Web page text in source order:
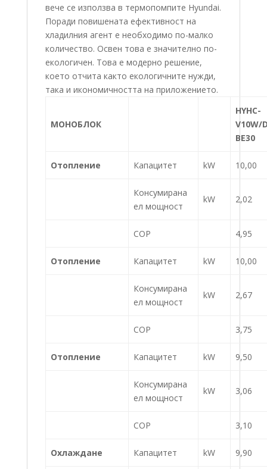
вече се използва в термопомпите Hyundai.
Поради повишената ефективност на
хладилния агент е необходимо по-малко
количество. Освен това е значително по-
екологичен. Това е модерно решение,
което отчита както екологичните нужди,
така и икономичността на приложението.
МОНОБЛОК
HYHC-
V10W/
BE30
Отопление Капацитет kW 10,00
Консумирана
ел мощност
kW 2,02
COP 4,95
Отопление Капацитет kW 10,00
Консумирана
ел мощност
kW 2,67
COP 3,75
Отопление Капацитет kW 9,50
Консумирана
ел мощност
kW 3,06
COP 3,10
Охлаждане Капацитет kW 9,90